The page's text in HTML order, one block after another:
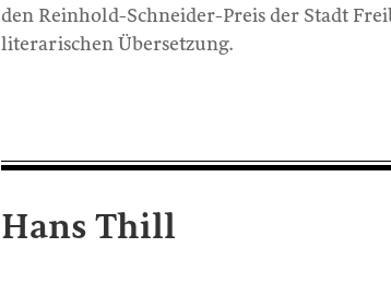
den Reinhold-Schneider-Preis der Stadt
literarischen Übersetzung.
Hans Thill